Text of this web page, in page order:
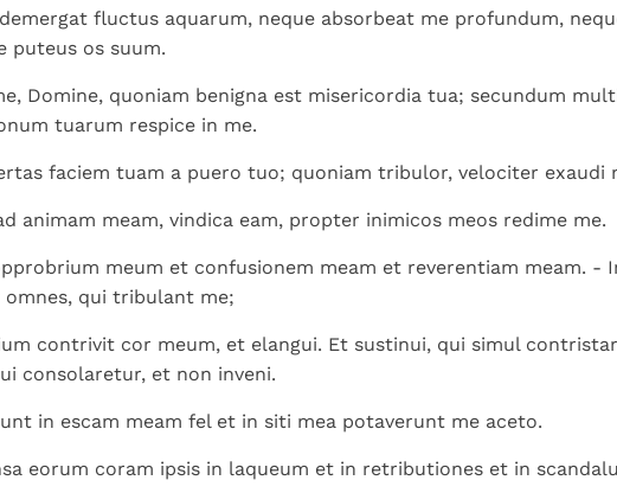
fluctus aquarum, neque absorbeat me profundum,
puteus os suum.
Domine, quoniam benigna est misericordia tua; secundum
tuarum respice in me.
faciem tuam a puero tuo; quoniam tribulor, velociter exaudi
animam meam, vindica eam, propter inimicos meos redime me.
meum et confusionem meam et reverentiam meam. -
qui tribulant me;
contrivit cor meum, et elangui. Et sustinui, qui simul
consolaretur, et non inveni.
in escam meam fel et in siti mea potaverunt me aceto.
eorum coram ipsis in laqueum et in retributiones et in